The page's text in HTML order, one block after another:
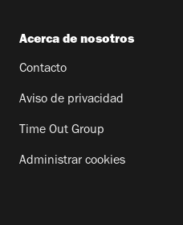
Acerca de nosotros
Contacto
Aviso de privacidad
Time Out Group
Administrar cookies